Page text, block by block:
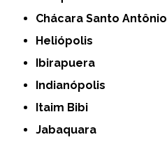
Chácara Santo Antônio
Heliópolis
Ibirapuera
Indianópolis
Itaim Bibi
Jabaquara